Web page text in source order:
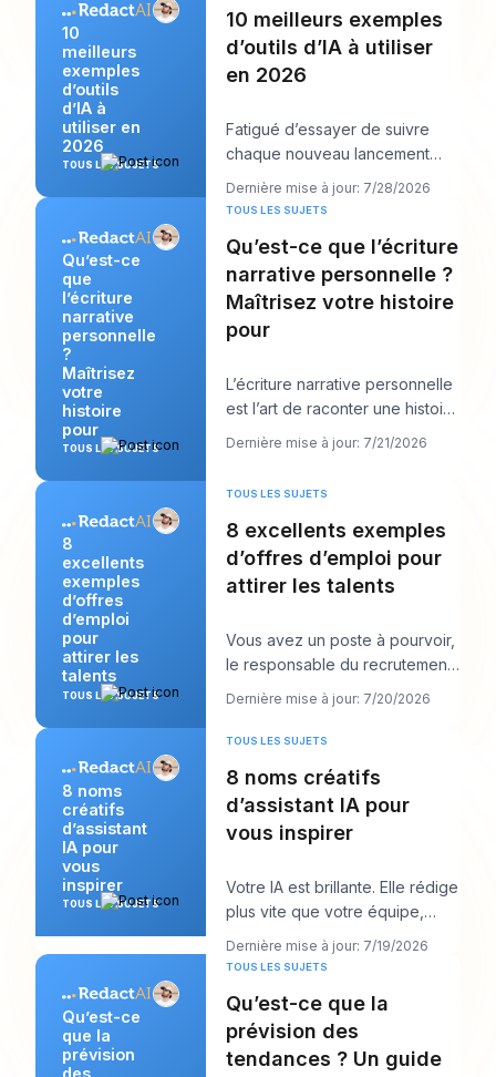
10
meilleurs
exemples
d’outils
d’IA à
utiliser en
2026
TOUS LES SUJETS
10 meilleurs exemples
d’outils d’IA à utiliser
en 2026
Fatigué d’essayer de suivre
chaque nouveau lancement
d’IA tout en devant encore
publier quelque chos
Dernière mise à jour: 7/28/2026
Qu’est-ce
que
l’écriture
narrative
personnelle
?
Maîtrisez
votre
histoire
pour
TOUS LES SUJETS
TOUS LES SUJETS
Qu’est-ce que l’écriture
narrative personnelle ?
Maîtrisez votre histoire
pour
L’écriture narrative personnelle
est l’art de raconter une histoire
vraie de votre propre vie afin d
Dernière mise à jour: 7/21/2026
8
excellents
exemples
d’offres
d’emploi
pour
attirer les
talents
TOUS LES SUJETS
TOUS LES SUJETS
8 excellents exemples
d’offres d’emploi pour
attirer les talents
Vous avez un poste à pourvoir,
le responsable du recrutement
veut « des candidats solides
Dernière mise à jour: 7/20/2026
8 noms
créatifs
d’assistant
IA pour
vous
inspirer
TOUS LES SUJETS
TOUS LES SUJETS
8 noms créatifs
d’assistant IA pour
vous inspirer
Votre IA est brillante. Elle rédige
plus vite que votre équipe,
répond avec clarté et semble
peut-êt
Dernière mise à jour: 7/19/2026
Qu’est-ce
que la
prévision
des
TOUS LES SUJETS
Qu’est-ce que la
prévision des
tendances ? Un guide